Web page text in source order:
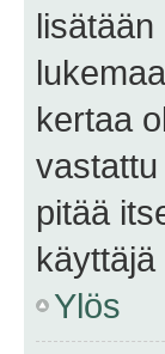
kertaa
pitää
Ylös